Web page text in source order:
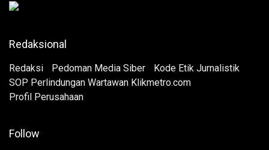
Redaksional
Redaksi Pedoman Media Siber
Kode Etik Jurnalistik
SOP Perlindungan Wartawan Klikmetro.com
Profil Perusahaan
Follow